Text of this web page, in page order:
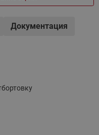
Документация